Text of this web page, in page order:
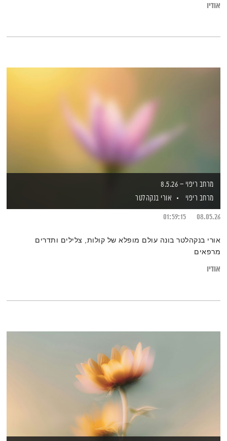
אודיו
מרחב ריפוי – 8.5.26
מרחב ריפוי
אורי בנקהלטר
08.05.26
01:59:15
אורי בנקהלטר בונה עולם מופלא של קולות, צלילים ותדרים
מרפאים
אודיו